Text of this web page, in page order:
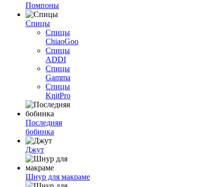
Помпоны
Спицы
Спицы
ChiaoGoo
Спицы
ADDI
Спицы
Gamma
Спицы
KnitPro
Последняя
бобинка
Джут
Шнур для макраме